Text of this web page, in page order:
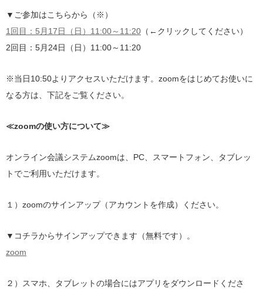
▼ご参加はこちらから（※）
1回目：5月17日（日）11:00～11:20 （←クリックしてください）
2回目：5月24日（日）11:00～11:20
※当日10:50よりアクセスいただけます。zoomをはじめてお使いに
なる方は、下記をご覧ください。
≪zoomの使い方について≫
オンライン会議システムzoomは、PC、スマートフォン、タブレッ
トでご利用いただけます。
１）zoomのサインアップ（アカウントを作成）ください。
▼コチラからサインアップできます（無料です）。
zoom
２）スマホ、タブレットの場合にはアプリをダウンロードくださ